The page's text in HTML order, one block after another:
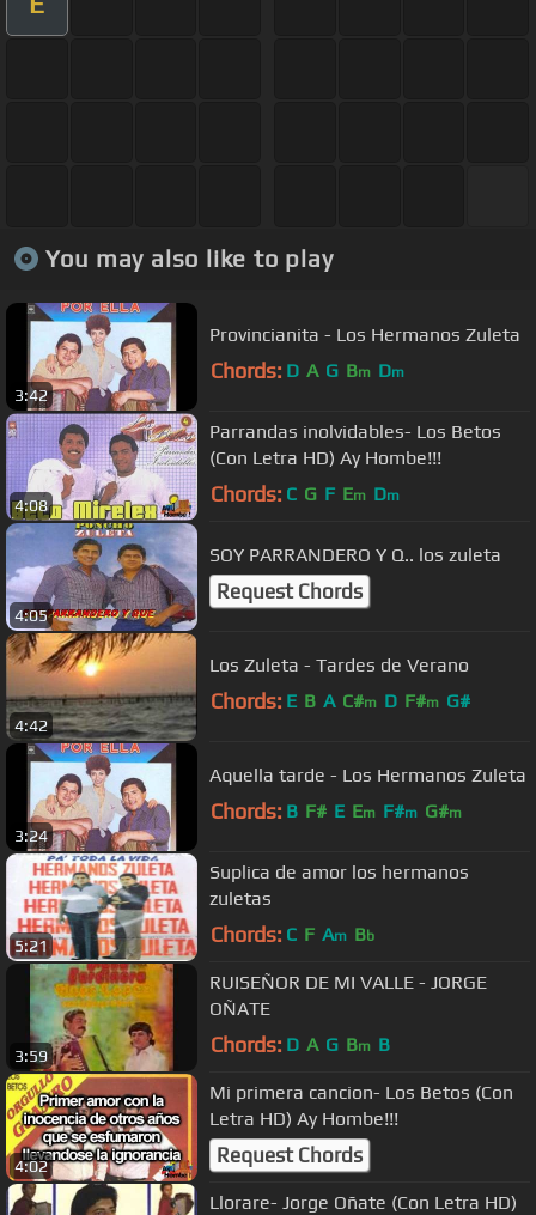
You may also like to play
3:42
Provincianita - Los Hermanos Zuleta
Chords: D A G Bm Dm
4:08
Parrandas inolvidables- Los Betos
(Con Letra HD) Ay Hombe!!!
Chords: C G F Em Dm
4:05
SOY PARRANDERO Y Q.. los zuleta
Request Chords
4:42
Los Zuleta - Tardes de Verano
Chords: E B A C#m D F#m G#
3:24
Aquella tarde - Los Hermanos Zuleta
Chords: B F# E Em F#m G#m
5:21
Suplica de amor los hermanos
zuletas
Chords: C F Am Bb
3:59
RUISEÑOR DE MI VALLE - JORGE
OÑATE
Chords: D A G Bm B
4:02
Mi primera cancion- Los Betos (Con
Letra HD) Ay Hombe!!!
Request Chords
Llorare- Jorge Oñate (Con Letra HD)